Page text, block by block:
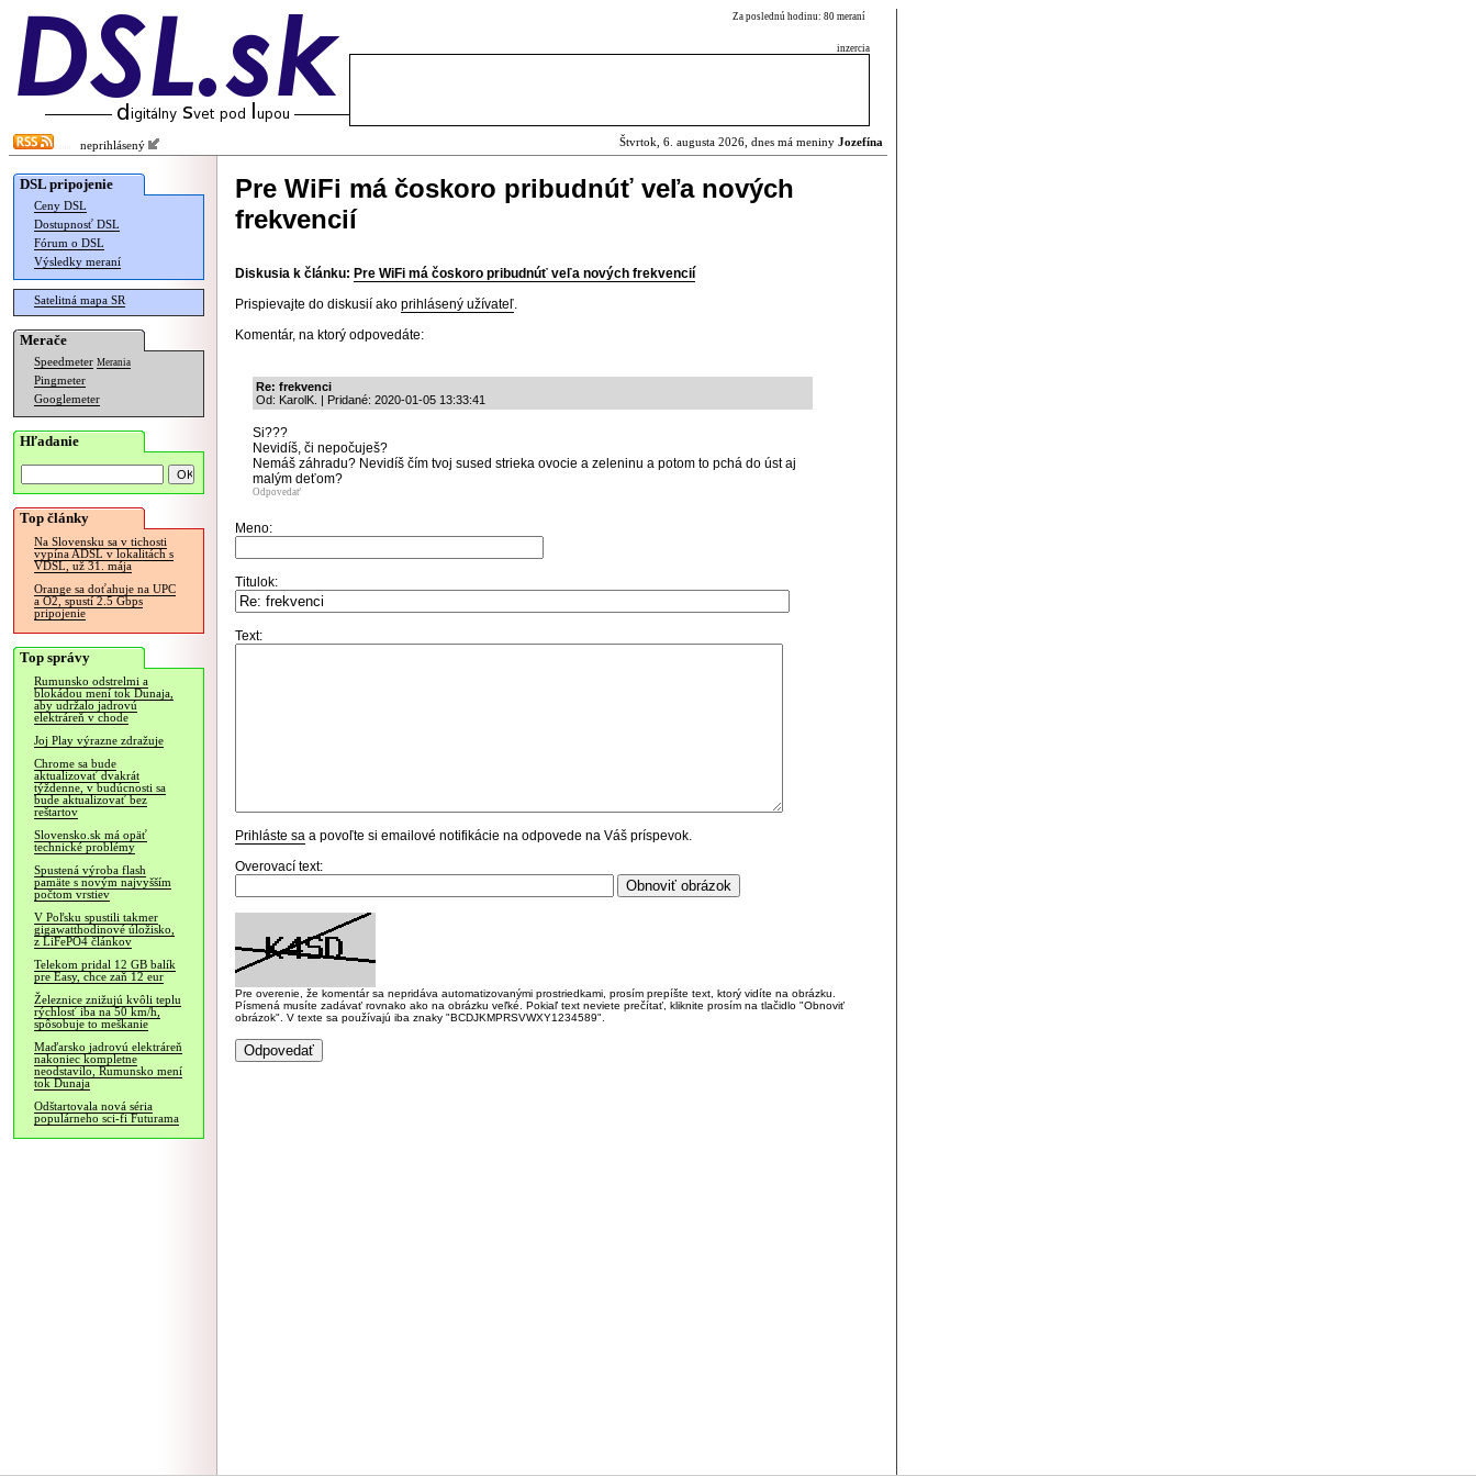
Za poslednú hodinu: 80 meraní
inzercia
neprihlásený Štvrtok, 6. augusta 2026, dnes má meniny Jozefína
DSL pripojenie
Ceny DSL
Dostupnosť DSL
Fórum o DSL
Výsledky meraní
Satelitná mapa SR
Merače
Speedmeter Merania
Pingmeter
Googlemeter
Hľadanie
Top články
Na Slovensku sa v tichosti
vypína ADSL v lokalitách s
VDSL, už 31. mája
Orange sa doťahuje na UPC
a O2, spustí 2.5 Gbps
pripojenie
Top správy
Rumunsko odstrelmi a
blokádou mení tok Dunaja,
aby udržalo jadrovú
elektráreň v chode
Joj Play výrazne zdražuje
Chrome sa bude
aktualizovať dvakrát
týždenne, v budúcnosti sa
bude aktualizovať bez
reštartov
Slovensko.sk má opäť
technické problémy
Spustená výroba flash
pamäte s novým najvyšším
počtom vrstiev
V Poľsku spustili takmer
gigawatthodinové úložisko,
z LiFePO4 článkov
Telekom pridal 12 GB balík
pre Easy, chce zaň 12 eur
Železnice znižujú kvôli teplu
rýchlosť iba na 50 km/h,
spôsobuje to meškanie
Maďarsko jadrovú elektráreň
nakoniec kompletne
neodstavilo, Rumunsko mení
tok Dunaja
Odštartovala nová séria
populárneho sci-fi Futurama
Pre WiFi má čoskoro pribudnúť veľa nových
frekvencií
Diskusia k článku: Pre WiFi má čoskoro pribudnúť veľa nových frekvencií
Prispievajte do diskusií ako prihlásený užívateľ.
Komentár, na ktorý odpovedáte:
Re: frekvenci
Od: KarolK. | Pridané: 2020-01-05 13:33:41
Si???
Nevidíš, či nepočuješ?
Nemáš záhradu? Nevidíš čím tvoj sused strieka ovocie a zeleninu a potom to pchá do úst aj
malým deťom?
Odpovedať
Meno:
Titulok:
Text:
Prihláste sa a povoľte si emailové notifikácie na odpovede na Váš príspevok.
Overovací text:
Pre overenie, že komentár sa nepridáva automatizovanými prostriedkami, prosím prepíšte text, ktorý vidíte na obrázku.
Písmená musíte zadávať rovnako ako na obrázku veľké. Pokiaľ text neviete prečítať, kliknite prosím na tlačidlo "Obnoviť
obrázok". V texte sa používajú iba znaky "BCDJKMPRSVWXY1234589".